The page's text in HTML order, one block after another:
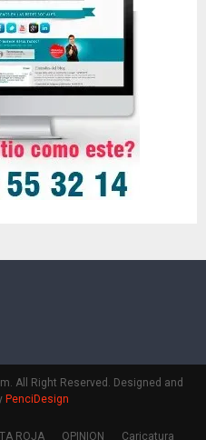
All Right Reserved. Designed and
PenciDesign
ROJA OPINION Caricatura